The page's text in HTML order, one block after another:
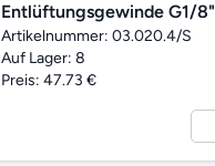
Entlüftungsgewinde G1/8"
Artikelnummer: 03.020.4/S
Auf Lager: 8
Preis: 47.73 €